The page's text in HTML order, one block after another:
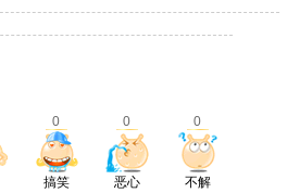
0 0 0
搞笑 恶心 不解